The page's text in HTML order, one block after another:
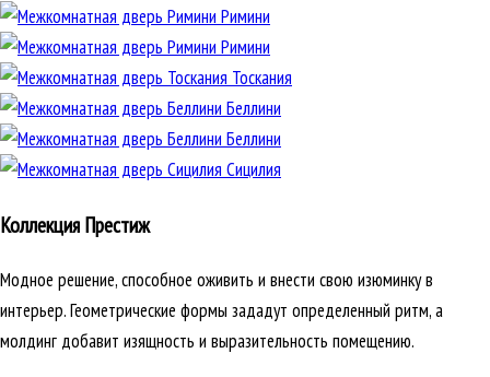
Римини
Римини
Тоскания
Беллини
Беллини
Сицилия
Коллекция Престиж
Модное решение, способное оживить и внести свою изюминку в
интерьер. Геометрические формы зададут определенный ритм, а
молдинг добавит изящность и выразительность помещению.